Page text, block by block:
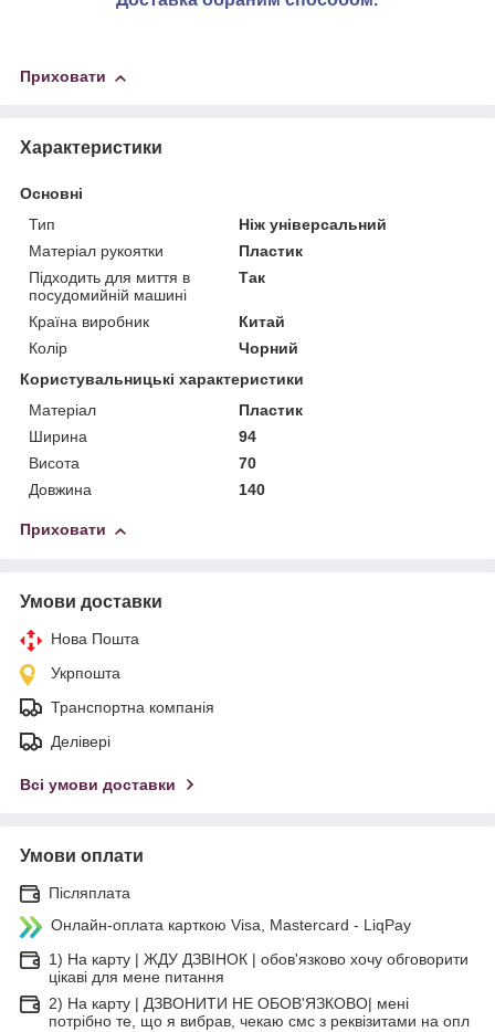
Приховати
Характеристики
Основні
Тип
Ніж універсальний
Матеріал рукоятки
Пластик
Підходить для миття в
посудомийній машині
Так
Країна виробник
Китай
Колір
Чорний
Користувальницькі характеристики
Матеріал
Пластик
Ширина
94
Висота
70
Довжина
140
Приховати
Умови доставки
Нова Пошта
Укрпошта
Транспортна компанія
Делівері
Всі умови доставки
Умови оплати
Післяплата
Онлайн-оплата карткою Visa, Mastercard - LiqPay
1) На карту | ЖДУ ДЗВІНОК | обов'язково хочу обговорити
цікаві для мене питання
2) На карту | ДЗВОНИТИ НЕ ОБОВ'ЯЗКОВО| мені
потрібно те, що я вибрав, чекаю смс з реквізитами на опл